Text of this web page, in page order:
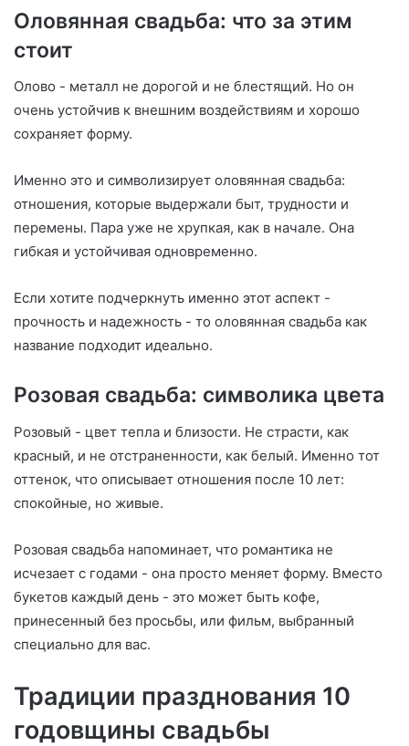
Оловянная свадьба: что за этим
стоит
Олово - металл не дорогой и не блестящий. Но он
очень устойчив к внешним воздействиям и хорошо
сохраняет форму.
Именно это и символизирует оловянная свадьба:
отношения, которые выдержали быт, трудности и
перемены. Пара уже не хрупкая, как в начале. Она
гибкая и устойчивая одновременно.
Если хотите подчеркнуть именно этот аспект -
прочность и надежность - то оловянная свадьба как
название подходит идеально.
Розовая свадьба: символика цвета
Розовый - цвет тепла и близости. Не страсти, как
красный, и не отстраненности, как белый. Именно тот
оттенок, что описывает отношения после 10 лет:
спокойные, но живые.
Розовая свадьба напоминает, что романтика не
исчезает с годами - она просто меняет форму. Вместо
букетов каждый день - это может быть кофе,
принесенный без просьбы, или фильм, выбранный
специально для вас.
Традиции празднования 10
годовщины свадьбы